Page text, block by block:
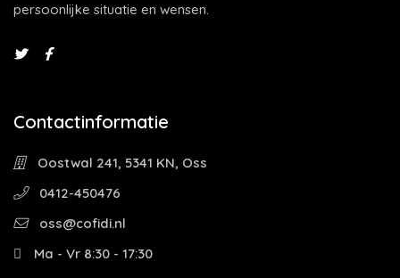
persoonlijke situatie en wensen.
Contactinformatie
Oostwal 241, 5341 KN, Oss
0412-450476
oss@cofidi.nl
Ma - Vr 8:30 - 17:30